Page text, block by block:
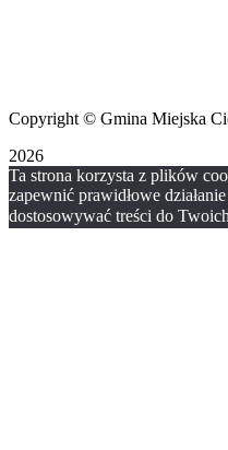
Copyright © Gmina Miejska
2026
Ta strona korzysta z plików
zapewnić prawidłowe
dostosowywać treści do